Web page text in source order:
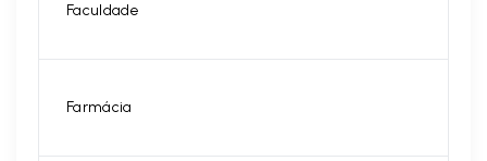
Faculdade
Farmácia